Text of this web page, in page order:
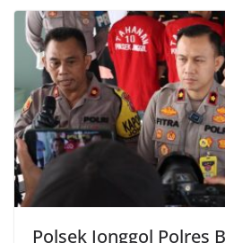
Polsek Jonggol Polres